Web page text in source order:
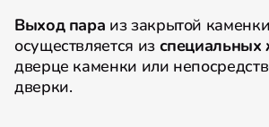
Выход пара из закрытой каменки
осуществляется из специальных
дверце каменки или
дверки.